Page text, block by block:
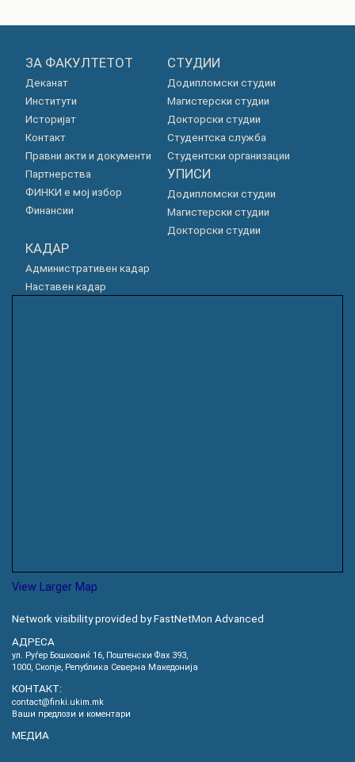
ЗА ФАКУЛТЕТОТ
Деканат
Институти
Историјат
Контакт
Правни акти и документи
Партнерства
ФИНКИ е мој избор
Финансии
СТУДИИ
Додипломски студии
Магистерски студии
Докторски студии
Студентска служба
Студентски организации
УПИСИ
Додипломски студии
Магистерски студии
Докторски студии
КАДАР
Административен кадар
Наставен кадар
View Larger Map
Network visibility provided by FastNetMon Advanced
АДРЕСА
ул. Руѓер Бошковиќ 16, Пoштенски Фах 393,
1000, Скопје, Република Северна Македонија
КОНТАКТ:
contact@finki.ukim.mk
Ваши предлози и коментари
МЕДИА